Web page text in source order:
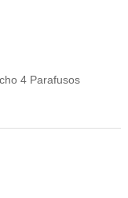
4 Parafusos